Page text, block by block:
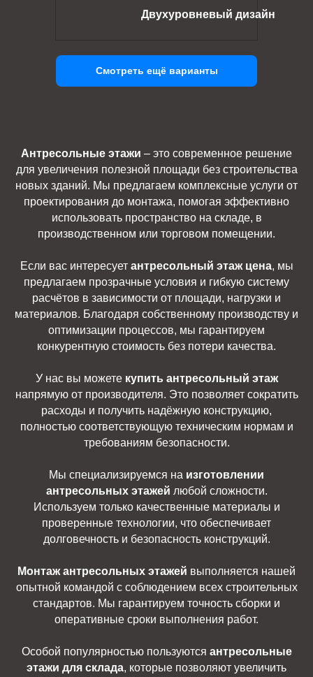
Двухуровневый дизайн
Смотреть ещё варианты
Антресольные этажи – это современное решение
для увеличения полезной площади без строительства
новых зданий. Мы предлагаем комплексные услуги от
проектирования до монтажа, помогая эффективно
использовать пространство на складе, в
производственном или торговом помещении.
Если вас интересует антресольный этаж цена, мы
предлагаем прозрачные условия и гибкую систему
расчётов в зависимости от площади, нагрузки и
материалов. Благодаря собственному производству и
оптимизации процессов, мы гарантируем
конкурентную стоимость без потери качества.
У нас вы можете купить антресольный этаж
напрямую от производителя. Это позволяет сократить
расходы и получить надёжную конструкцию,
полностью соответствующую техническим нормам и
требованиям безопасности.
Мы специализируемся на изготовлении
антресольных этажей любой сложности.
Используем только качественные материалы и
проверенные технологии, что обеспечивает
долговечность и безопасность конструкций.
Монтаж антресольных этажей выполняется нашей
опытной командой с соблюдением всех строительных
стандартов. Мы гарантируем точность сборки и
оперативные сроки выполнения работ.
Особой популярностью пользуются антресольные
этажи для склада, которые позволяют увеличить